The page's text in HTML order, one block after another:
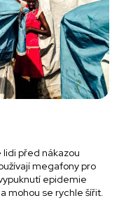
před nákazou
megafony pro
epidemie
mohou se rychle šířit.